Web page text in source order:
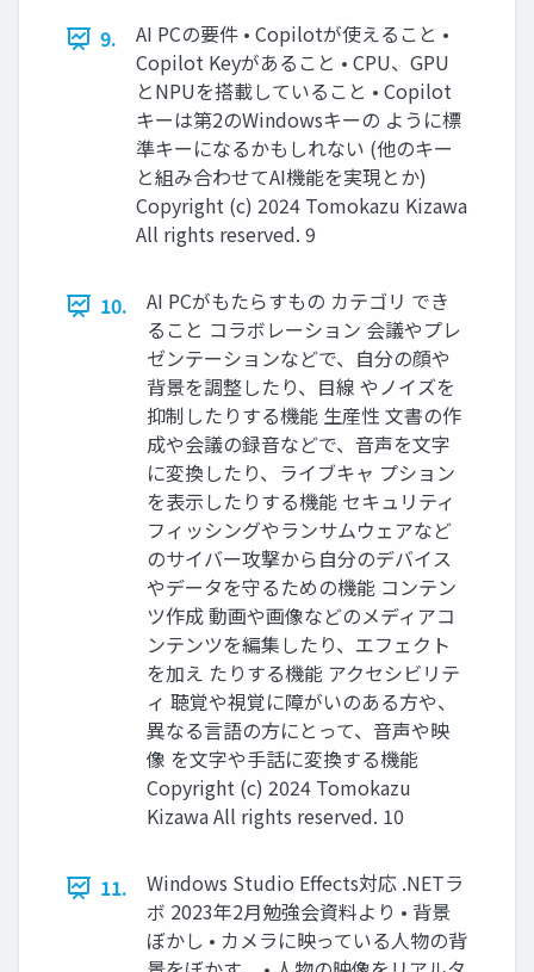
9.
AI PCの要件 • Copilotが使えること •
Copilot Keyがあること • CPU、GPU
とNPUを搭載していること • Copilot
キーは第2のWindowsキーの ように標
準キーになるかもしれない (他のキー
と組み合わせてAI機能を実現とか)
Copyright (c) 2024 Tomokazu Kizawa
All rights reserved. 9
10.
AI PCがもたらすもの カテゴリ でき
ること コラボレーション 会議やプレ
ゼンテーションなどで、自分の顔や
背景を調整したり、目線 やノイズを
抑制したりする機能 生産性 文書の作
成や会議の録音などで、音声を文字
に変換したり、ライブキャ プション
を表示したりする機能 セキュリティ
フィッシングやランサムウェアなど
のサイバー攻撃から自分のデバイス
やデータを守るための機能 コンテン
ツ作成 動画や画像などのメディアコ
ンテンツを編集したり、エフェクト
を加え たりする機能 アクセシビリテ
ィ 聴覚や視覚に障がいのある方や、
異なる言語の方にとって、音声や映
像 を文字や手話に変換する機能
Copyright (c) 2024 Tomokazu
Kizawa All rights reserved. 10
11.
Windows Studio Effects対応 .NETラ
ボ 2023年2月勉強会資料より • 背景
ぼかし • カメラに映っている人物の背